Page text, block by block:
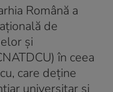
Română a
de
şi
în ceea
care deține
universitar și